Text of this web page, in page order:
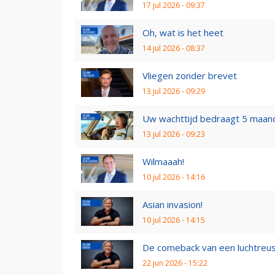
17 jul 2026 - 09:37
Oh, wat is het heet
14 jul 2026 - 08:37
Vliegen zonder brevet
13 jul 2026 - 09:29
Uw wachttijd bedraagt 5
13 jul 2026 - 09:23
Wilmaaah!
10 jul 2026 - 14:16
Asian invasion!
10 jul 2026 - 14:15
De comeback van een luchtreus
22 jun 2026 - 15:22